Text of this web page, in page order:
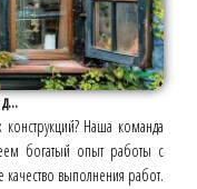
Наша команда
богатый опыт работы с
выполнения работ.